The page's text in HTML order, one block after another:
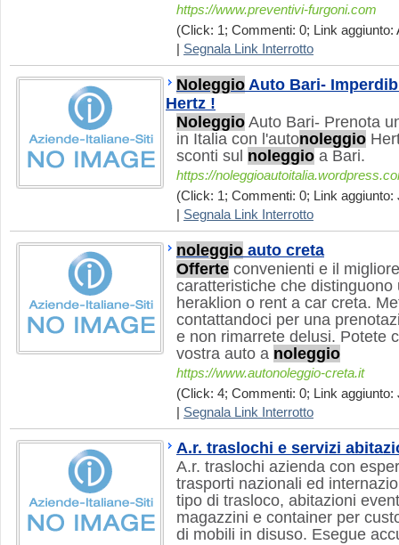
https://www.preventivi-furgoni.com
(Click: 1; Commenti: 0; Link aggiunto:
Segnala Link Interrotto
Noleggio Auto Bari-
Hertz !
Noleggio Auto Bari- Prenota
in Italia con l'autonoleggio
sconti sul noleggio a Bari.
https://
(Click: 1; Commenti: 0; Link aggiunto:
Segnala Link Interrotto
noleggio auto creta
Offerte convenienti e il
caratteristiche che distinguono
heraklion o rent a car creta.
contattandoci per una
e non rimarrete delusi. Potete
vostra auto a noleggio
https://www.autonoleggio-creta.it
(Click: 4; Commenti: 0; Link aggiunto:
Segnala Link Interrotto
A.r. traslochi e servizi
A.r. traslochi azienda con
trasporti nazionali ed
tipo di trasloco, abitazioni
magazzini e container per
di mobili in disuso. Esegue